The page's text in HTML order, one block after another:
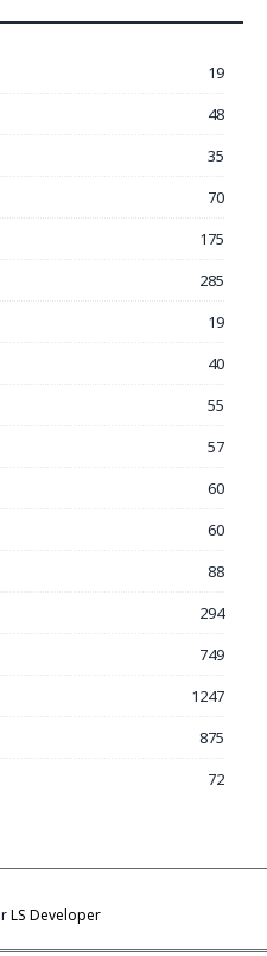
19
48
35
70
175
285
19
40
55
57
60
60
88
294
749
1247
875
72
LS Developer